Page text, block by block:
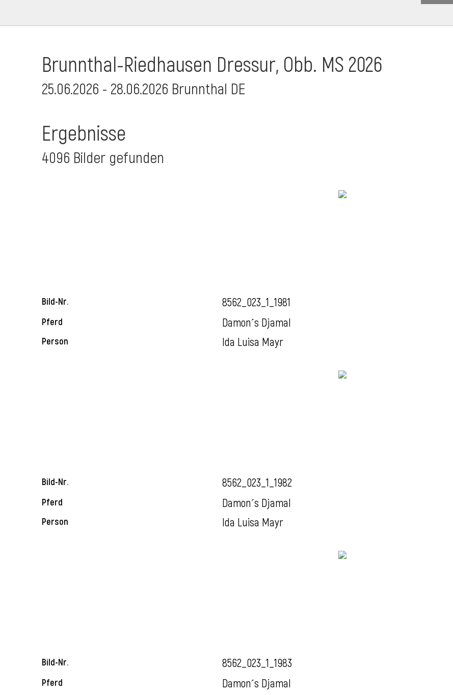
Brunnthal-Riedhausen Dressur, Obb. MS 2026
25.06.2026 - 28.06.2026 Brunnthal DE
Ergebnisse
4096 Bilder gefunden
Bild-Nr. 8562_023_1_1981
Pferd Damon´s Djamal
Person Ida Luisa Mayr
Bild-Nr. 8562_023_1_1982
Pferd Damon´s Djamal
Person Ida Luisa Mayr
Bild-Nr. 8562_023_1_1983
Pferd Damon´s Djamal